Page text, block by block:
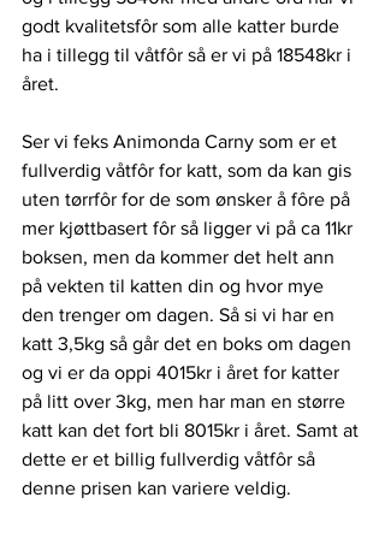
godt kvalitetsfôr som alle katter burde
ha i tillegg til våtfôr så er vi på 18548kr i
året.
Ser vi feks Animonda Carny som er et
fullverdig våtfôr for katt, som da kan gis
uten tørrfôr for de som ønsker å fôre på
mer kjøttbasert fôr så ligger vi på ca 11kr
boksen, men da kommer det helt ann
på vekten til katten din og hvor mye
den trenger om dagen. Så si vi har en
katt 3,5kg så går det en boks om dagen
og vi er da oppi 4015kr i året for katter
på litt over 3kg, men har man en større
katt kan det fort bli 8015kr i året. Samt at
dette er et billig fullverdig våtfôr så
denne prisen kan variere veldig.